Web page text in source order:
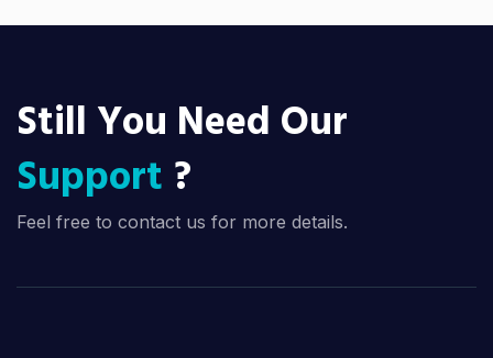
Still You Need Our
Support ?
Feel free to contact us for more details.